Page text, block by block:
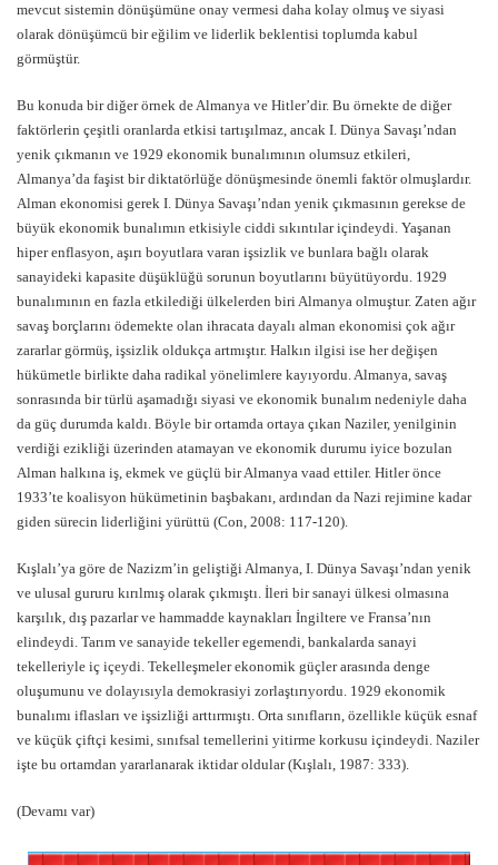
mevcut sistemin dönüşümüne onay vermesi daha kolay olmuş ve siyasi
olarak dönüşümcü bir eğilim ve liderlik beklentisi toplumda kabul
görmüştür.
Bu konuda bir diğer örnek de Almanya ve Hitler’dir. Bu örnekte de diğer
faktörlerin çeşitli oranlarda etkisi tartışılmaz, ancak I. Dünya Savaşı’ndan
yenik çıkmanın ve 1929 ekonomik bunalımının olumsuz etkileri,
Almanya’da faşist bir diktatörlüğe dönüşmesinde önemli faktör olmuşlardır.
Alman ekonomisi gerek I. Dünya Savaşı’ndan yenik çıkmasının gerekse de
büyük ekonomik bunalımın etkisiyle ciddi sıkıntılar içindeydi. Yaşanan
hiper enflasyon, aşırı boyutlara varan işsizlik ve bunlara bağlı olarak
sanayideki kapasite düşüklüğü sorunun boyutlarını büyütüyordu. 1929
bunalımının en fazla etkilediği ülkelerden biri Almanya olmuştur. Zaten ağır
savaş borçlarını ödemekte olan ihracata dayalı alman ekonomisi çok ağır
zararlar görmüş, işsizlik oldukça artmıştır. Halkın ilgisi ise her değişen
hükümetle birlikte daha radikal yönelimlere kayıyordu. Almanya, savaş
sonrasında bir türlü aşamadığı siyasi ve ekonomik bunalım nedeniyle daha
da güç durumda kaldı. Böyle bir ortamda ortaya çıkan Naziler, yenilginin
verdiği ezikliği üzerinden atamayan ve ekonomik durumu iyice bozulan
Alman halkına iş, ekmek ve güçlü bir Almanya vaad ettiler. Hitler önce
1933’te koalisyon hükümetinin başbakanı, ardından da Nazi rejimine kadar
giden sürecin liderliğini yürüttü (Con, 2008: 117-120).
Kışlalı’ya göre de Nazizm’in geliştiği Almanya, I. Dünya Savaşı’ndan yenik
ve ulusal gururu kırılmış olarak çıkmıştı. İleri bir sanayi ülkesi olmasına
karşılık, dış pazarlar ve hammadde kaynakları İngiltere ve Fransa’nın
elindeydi. Tarım ve sanayide tekeller egemendi, bankalarda sanayi
tekelleriyle iç içeydi. Tekelleşmeler ekonomik güçler arasında denge
oluşumunu ve dolayısıyla demokrasiyi zorlaştırıyordu. 1929 ekonomik
bunalımı iflasları ve işsizliği arttırmıştı. Orta sınıfların, özellikle küçük esnaf
ve küçük çiftçi kesimi, sınıfsal temellerini yitirme korkusu içindeydi. Naziler
işte bu ortamdan yararlanarak iktidar oldular (Kışlalı, 1987: 333).
(Devamı var)